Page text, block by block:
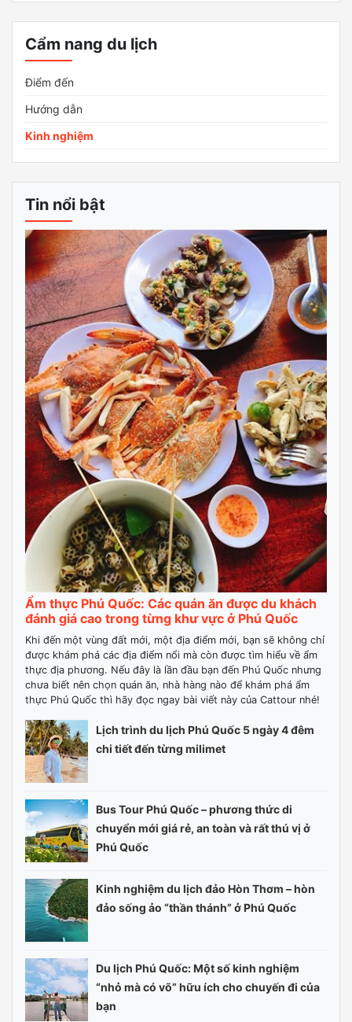
Cẩm nang du lịch
Điểm đến
Hướng dẫn
Kinh nghiệm
Tin nổi bật
Ẩm thực Phú Quốc: Các quán ăn được du khách
đánh giá cao trong từng khư vực ở Phú Quốc
Khi đến một vùng đất mới, một địa điểm mới, bạn sẽ không chỉ
được khám phá các địa điểm nổi mà còn được tìm hiểu về ẩm
thực địa phương. Nếu đây là lần đầu bạn đến Phú Quốc nhưng
chưa biết nên chọn quán ăn, nhà hàng nào để khám phá ẩm
thực Phú Quốc thì hãy đọc ngay bài viết này của Cattour nhé!
Lịch trình du lịch Phú Quốc 5 ngày 4 đêm
chi tiết đến từng milimet
Bus Tour Phú Quốc – phương thức di
chuyển mới giá rẻ, an toàn và rất thú vị ở
Phú Quốc
Kinh nghiệm du lịch đảo Hòn Thơm – hòn
đảo sống ảo “thần thánh” ở Phú Quốc
Du lịch Phú Quốc: Một số kinh nghiệm
“nhỏ mà có võ” hữu ích cho chuyến đi của
bạn